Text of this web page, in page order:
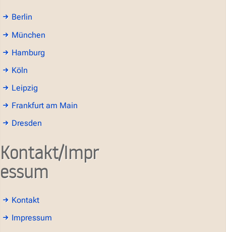
Berlin
München
Hamburg
Köln
Leipzig
Frankfurt am Main
Dresden
Kontakt/Impr
essum
Kontakt
Impressum